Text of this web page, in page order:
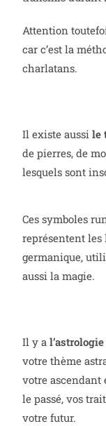
Attention
car c’est la
charlatans.
Il existe aussile
de pierres, de
lesquels sont
Ces symboles
représentent les
germanique,
aussi la magie.
Il y al’astrologie
votre thème
votre ascendant
le passé, vos
votre futur.